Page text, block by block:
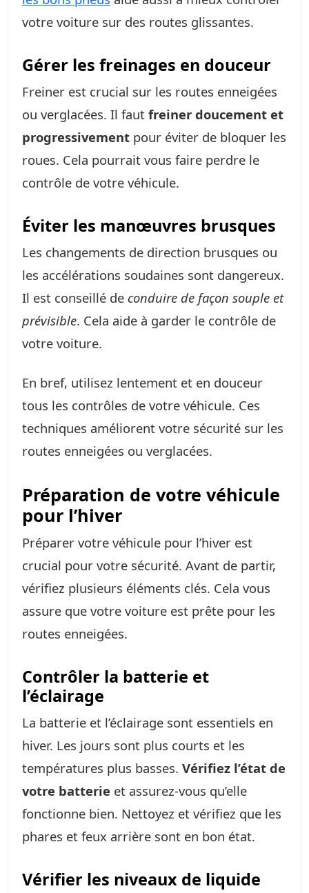
votre voiture sur des routes glissantes.
Gérer les freinages en douceur
Freiner est crucial sur les routes enneigées
ou verglacées. Il faut freiner doucement et
progressivement pour éviter de bloquer les
roues. Cela pourrait vous faire perdre le
contrôle de votre véhicule.
Éviter les manœuvres brusques
Les changements de direction brusques ou
les accélérations soudaines sont dangereux.
Il est conseillé de conduire de façon souple et
prévisible. Cela aide à garder le contrôle de
votre voiture.
En bref, utilisez lentement et en douceur
tous les contrôles de votre véhicule. Ces
techniques améliorent votre sécurité sur les
routes enneigées ou verglacées.
Préparation de votre véhicule
pour l’hiver
Préparer votre véhicule pour l’hiver est
crucial pour votre sécurité. Avant de partir,
vérifiez plusieurs éléments clés. Cela vous
assure que votre voiture est prête pour les
routes enneigées.
Contrôler la batterie et
l’éclairage
La batterie et l’éclairage sont essentiels en
hiver. Les jours sont plus courts et les
températures plus basses. Vérifiez l’état de
votre batterie et assurez-vous qu’elle
fonctionne bien. Nettoyez et vérifiez que les
phares et feux arrière sont en bon état.
Vérifier les niveaux de liquide